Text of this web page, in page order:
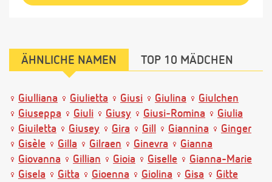
ÄHNLICHE NAMEN TOP 10 MÄDCHEN
Giulliana Giulietta Giusi Giulina
Giulchen
Giuseppa
Giuli Giusy Giusi-Romina
Giulia
Giuiletta
Giusey Gira Gill Giannina
Ginger
Gisèle
Gilla Gilraen Ginevra
Gianna
Giovanna
Gillian Gioia Giselle
Gianna-Marie
Gisela
Gitta Gioenna Giolina Gisa
Gitte